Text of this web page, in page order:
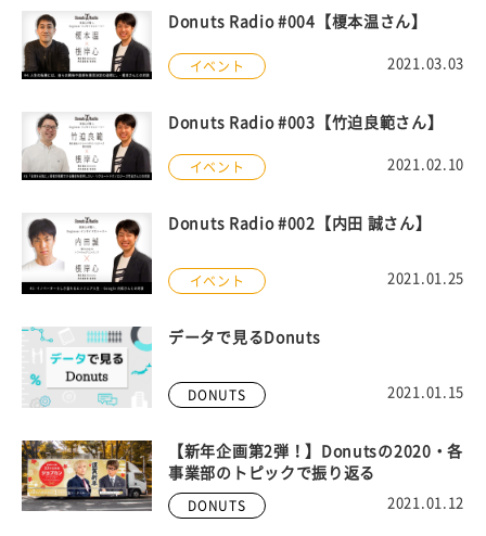
イベント 2021.03.03
Donuts Radio #004【榎本温さん】
イベント 2021.02.10
Donuts Radio #003【竹迫良範さん】
イベント 2021.01.25
Donuts Radio #002【内田 誠さん】
DONUTS 2021.01.15
データで見るDonuts
DONUTS 2021.01.12
【新年企画第2弾！】Donutsの2020・各
事業部のトピックで振り返る